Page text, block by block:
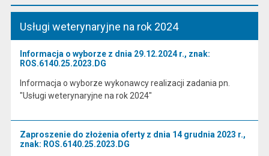
Usługi weterynaryjne na rok 2024
Informacja o wyborze z dnia 29.12.2024 r., znak:
ROS.6140.25.2023.DG
Informacja o wyborze wykonawcy realizacji zadania pn.
"Usługi weterynaryjne na rok 2024"
Zaproszenie do złożenia oferty z dnia 14 grudnia 2023 r.,
znak: ROS.6140.25.2023.DG